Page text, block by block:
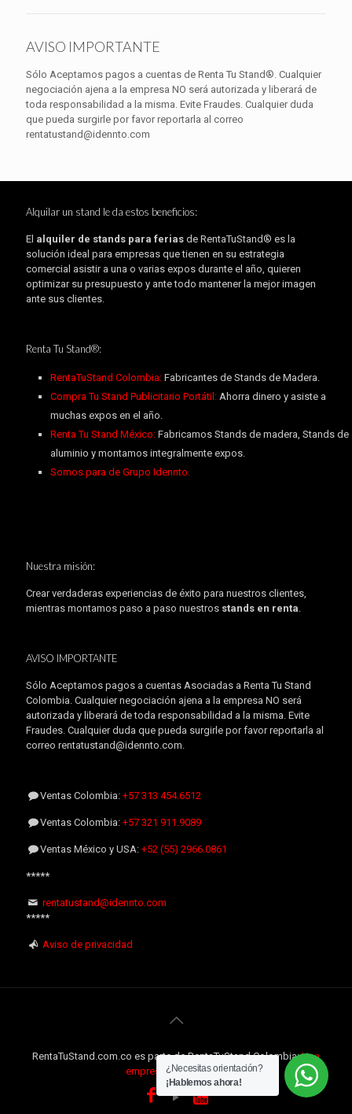
AVISO IMPORTANTE
Sólo Aceptamos pagos a cuentas de Renta Tu Stand®. Cualquier
negociación ajena a la empresa NO será autorizada y liberará de
toda responsabilidad a la misma. Evite Fraudes. Cualquier duda
que pueda surgirle por favor reportarla al correo
rentatustand@idennto.com
Alquilar un stand le da estos beneficios:
El alquiler de stands para ferias de RentaTuStand® es la
solución ideal para empresas que tienen en su estrategia
comercial asistir a una o varias expos durante el año, quieren
optimizar su presupuesto y ante todo mantener la mejor imagen
ante sus clientes.
Renta Tu Stand®:
RentaTuStand Colombia: Fabricantes de Stands de Madera.
Compra Tu Stand Publicitario Portátil:Ahorra dinero y asiste a
muchas expos en el año.
Renta Tu Stand México:Fabricamos Stands de madera, Stands de
aluminio y montamos integralmente expos.
Somos para de Grupo Idennto.
Nuestra misión:
Crear verdaderas experiencias de éxito para nuestros clientes,
mientras montamos paso a paso nuestros stands en renta
AVISO IMPORTANTE
Sólo Aceptamos pagos a cuentas Asociadas a Renta Tu Stand
Colombia. Cualquier negociación ajena a la empresa NO será
autorizada y liberará de toda responsabilidad a la misma. Evite
Fraudes. Cualquier duda que pueda surgirle por favor reportarla al
correo rentatustand@idennto.com.
Ventas Colombia:+57 313 454.6512
Ventas Colombia:+57 321 911.9089
Ventas México y USA:+52 (55) 2966.0861
*****
rentatustand@idennto.com
*****
Aviso de privacidad
RentaTuStand.com.co es parte de RentaTuStand Colombia:Una
empresa Internacional
¿Necesitas orientación?
¡Hablemos ahora!